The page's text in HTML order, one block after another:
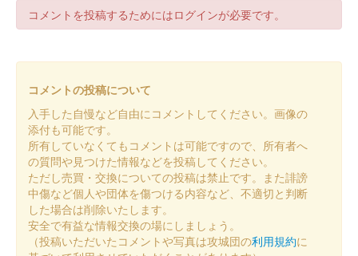
松本城 御城印
2024年11月3日（金）に開催された第67回まつもと市民祭 松本
まつりにブース出展していたMIXI_ANIMEブースにて販売された
「城郭合体オシロボッツ」とのコラボ御城印。11月4日以降は松
本市観光……
松本城 御城印 オシロボット 松本城 デフォルメ版
2024年11月3日（金）に開催された第67回まつもと市民祭 松本
まつりにブース出展していたMIXI_ANIMEブースにて販売された
「城郭合体オシロボッツ」とのコラボ御城印。11月4日以降は松
本市観光……
コメントを投稿するためにはログインが必要です。
コメントの投稿について
入手した自慢など自由にコメントしてください。画像の
添付も可能です。
所有していなくてもコメントは可能ですので、所有者へ
の質問や見つけた情報などを投稿してください。
ただし売買・交換についての投稿は禁止です。また誹謗
中傷など個人や団体を傷つける内容など、不適切と判断
した場合は削除いたします。
安全で有益な情報交換の場にしましょう。
（投稿いただいたコメントや写真は攻城団の利用規約に